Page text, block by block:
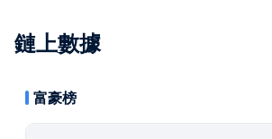
鏈上數據
富豪榜